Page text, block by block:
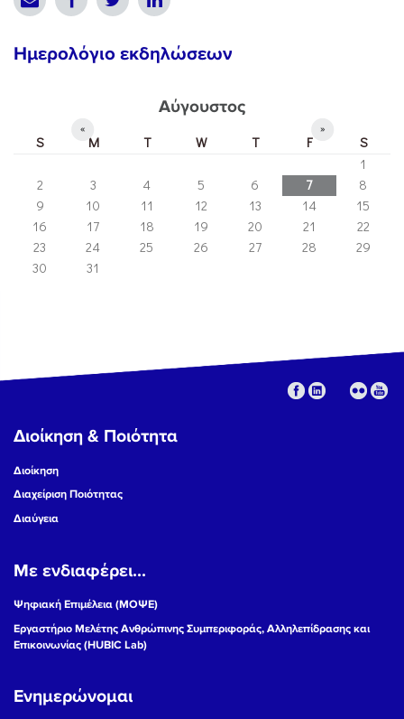
Ημερολόγιο εκδηλώσεων
Αύγουστος
« »
S M T W T F
S
1
2
3 4 5 6 7
8
9
10 11 12 13 14
15
16
17 18 19 20 21
22
23
24 25 26 27 28
29
30
31
Διοίκηση & Ποιότητα
Διοίκηση
Διαχείριση Ποιότητας
Διαύγεια
Με ενδιαφέρει...
Ψηφιακή Επιμέλεια (ΜΟΨΕ)
Εργαστήριο Μελέτης Ανθρώπινης Συμπεριφοράς, Αλληλεπίδρασης και
Επικοινωνίας (HUBIC Lab)
Ενημερώνομαι